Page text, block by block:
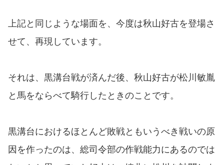
上記と同じような場面を、今度は秋山好古を登場さ
せて、再現しています。
それは、黒溝台戦が済んだ後、秋山好古が松川敏胤
と馬をならべて騎行したときのことです。
黒溝台におけるほとんど敗戦ともいうべき戦いの原
因を作ったのは、総司令部の作戦能力にあるのでは